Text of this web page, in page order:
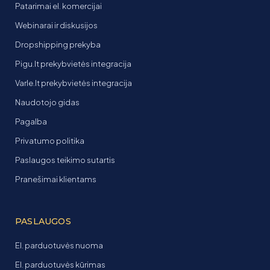
Patarimai el. komercijai
Webinarai ir diskusijos
Dropshipping prekyba
Pigu.lt prekybvietės integracija
Varle.lt prekybvietės integracija
Naudotojo gidas
Pagalba
Privatumo politika
Paslaugos teikimo sutartis
Pranešimai klientams
PASLAUGOS
El. parduotuvės nuoma
El. parduotuvės kūrimas